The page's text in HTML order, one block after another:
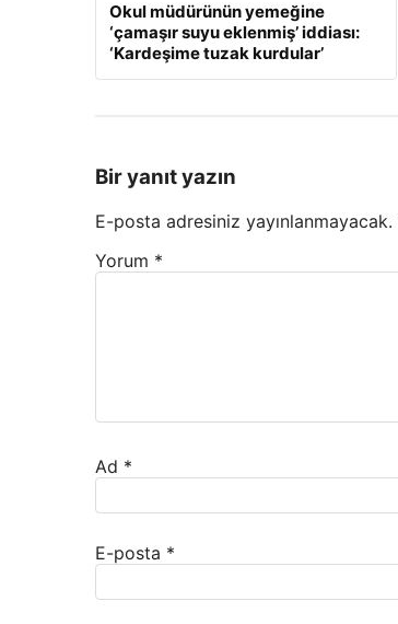
Okul müdürünün yemeğine
‘çamaşır suyu eklenmiş’ iddiası:
‘Kardeşime tuzak kurdular’
Bir yanıt yazın
E-posta adresiniz yayınlanmayacak.
Yorum *
Ad *
E-posta *